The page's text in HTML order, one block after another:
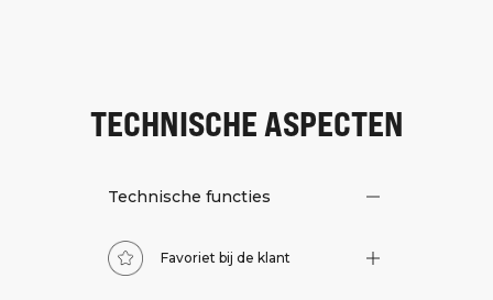
TECHNISCHE ASPECTEN
Technische functies
Favoriet bij de klant